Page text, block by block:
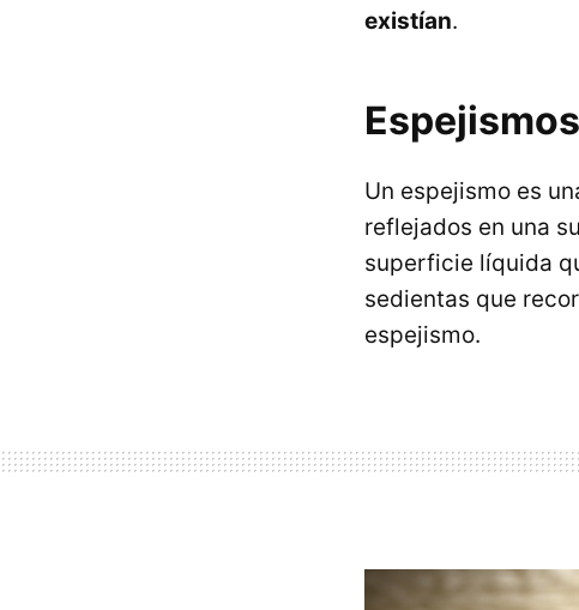
existían.
Espejismos
Un espejismo es
reflejados en una
superficie líquida
sedientas que
espejismo.